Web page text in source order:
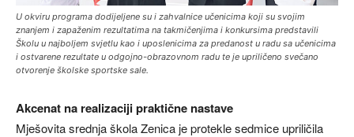
U okviru programa dodijeljene su i zahvalnice učenicima koji su svojim
znanjem i zapaženim rezultatima na takmičenjima i konkursima predstavili
Školu u najboljem svjetlu kao i uposlenicima za predanost u radu sa učenicima
i ostvarene rezultate u odgojno-obrazovnom radu te je upriličeno svečano
otvorenje školske sportske sale.
Akcenat na realizaciji praktične nastave
Mješovita srednja škola Zenica je protekle sedmice upriličila